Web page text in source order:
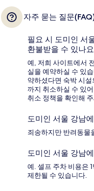
자주 묻는 질문
필요 시 도미인 서
환불받을 수 있나
예, 저희 사이트에서
실을 예약하실 수 있
약하셨다면 숙박 시
까지 취소하실 수 있
취소 정책을 확인해
도미인 서울 강남
죄송하지만 반려동물
도미인 서울 강남
예. 셀프 주차 비용은
제한될 수 있습니다.